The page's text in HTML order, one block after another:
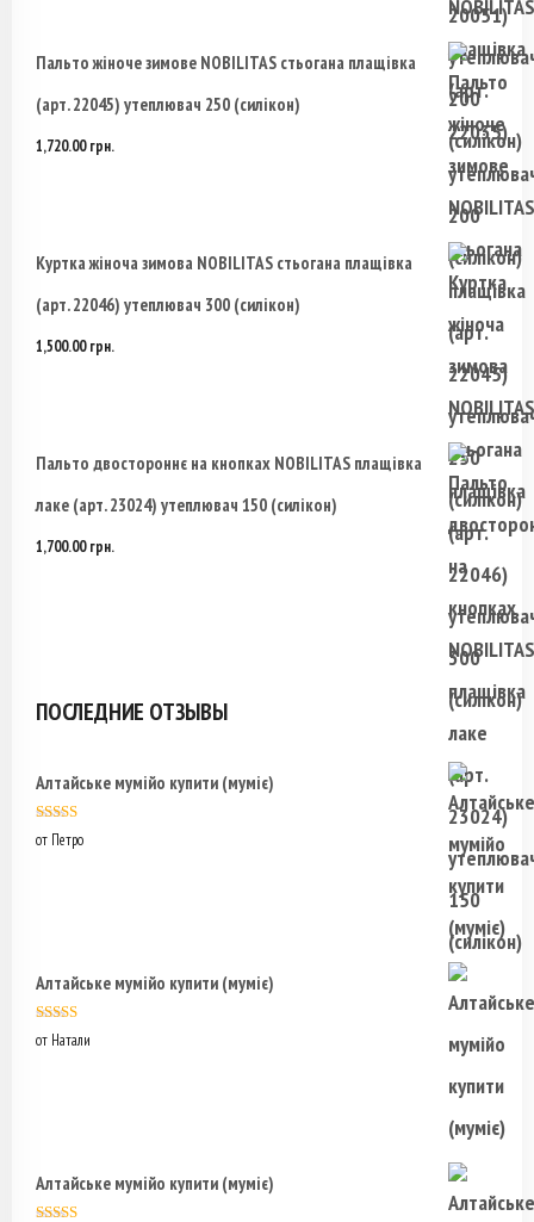
Пальто жіноче зимове NOBILITAS стьогана плащівка
(арт. 22045) утеплювач 250 (силікон)
1,720.00грн.
Куртка жіноча зимова NOBILITAS стьогана плащівка
(арт. 22046) утеплювач 300 (силікон)
1,500.00грн.
Пальто двостороннє на кнопках NOBILITAS плащівка
лаке (арт. 23024) утеплювач 150 (силікон)
1,700.00грн.
ПОСЛЕДНИЕ ОТЗЫВЫ
Алтайське мумійо купити (муміє)
Оценка
5
от Петро
Алтайське мумійо купити (муміє)
Оценка5
5
от Натали
Алтайське мумійо купити (муміє)